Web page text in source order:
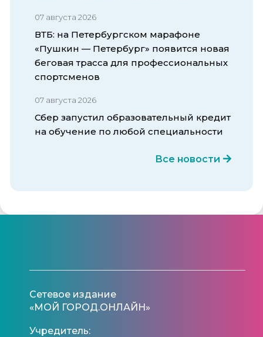
07 августа 2026
ВТБ: на Петербургском марафоне
«Пушкин — Петербург» появится новая
беговая трасса для профессиональных
спортсменов
07 августа 2026
Сбер запустил образовательный кредит
на обучение по любой специальности
Все новости
Сетевое издание
«МОЙ ГОРОД.ОНЛАЙН»
Учредитель: